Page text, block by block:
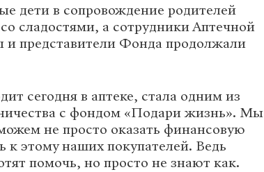
дети в сопровождение родителей
сладостями, а сотрудники Аптечной
и представители Фонда продолжали
сегодня в аптеке, стала одним из
с фондом «Подари жизнь». Мы
не просто оказать финансовую
этому наших покупателей. Ведь
помочь, но просто не знают как.